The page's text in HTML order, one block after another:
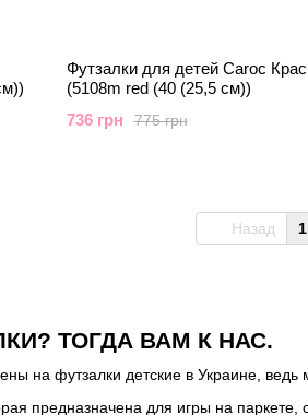
ТОГДА ВАМ К НАС.
на футзалки детские в Украине,
предназначена для игры на
Футзалки для детей Caroc
(5108m red (40 (25,5 см))
775 грн
736 грн
Назад 1